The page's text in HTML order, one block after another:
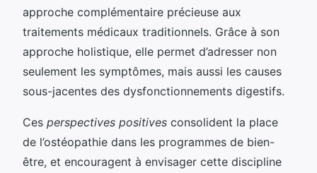
approche complémentaire précieuse aux
traitements médicaux traditionnels. Grâce à son
approche holistique, elle permet d’adresser non
seulement les symptômes, mais aussi les causes
sous-jacentes des dysfonctionnements digestifs.
Ces perspectives positives consolident la place
de l’ostéopathie dans les programmes de bien-
être, et encouragent à envisager cette discipline